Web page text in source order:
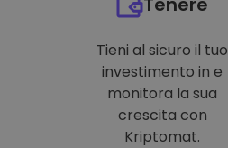
Tieni al sicuro il tuo
investimento in e
monitora la sua
crescita con
Kriptomat.